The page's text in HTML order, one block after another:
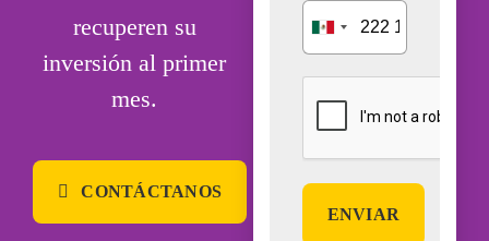
recuperen su
inversión al primer
mes.
CONTÁCTANOS